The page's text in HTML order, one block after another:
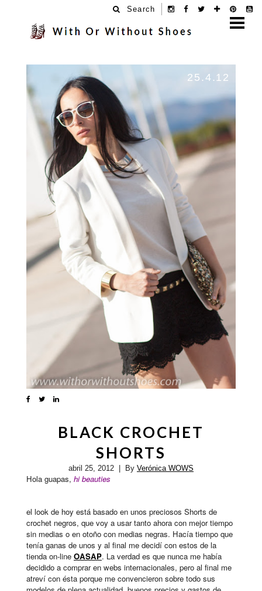
Search
25.4.12
BLACK CROCHET
SHORTS
abril 25, 2012 | By Verónica WOWS
Hola guapas, hi beauties
el look de hoy está basado en unos preciosos Shorts de
crochet negros, que voy a usar tanto ahora con mejor tiempo
sin medias o en otoño con medias negras. Hacía tiempo que
tenía ganas de unos y al final me decidí con estos de la
tienda on-line OASAP. La verdad es que nunca me había
decidido a comprar en webs internacionales, pero al final me
atreví con ésta porque me convencieron sobre todo sus